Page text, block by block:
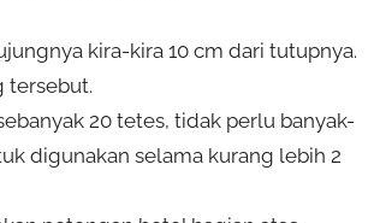
kira-kira 10 cm dari tutupnya.
tersebut.
20 tetes, tidak perlu banyak-
digunakan selama kurang lebih 2